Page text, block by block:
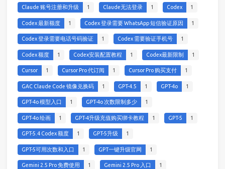
Claude 账号注册和升级 1 Claude无法登录 1 Codex 1
Codex 最新额度 1 Codex 登录需要 WhatsApp 短信验证原因 1
Codex 登录需要电话号码验证 1 Codex 需要验证手机号 1
Codex 额度 1 Codex安装配置教程 1 Codex最新限制 1
Cursor 1 Cursor Pro 代订阅 1 Cursor Pro 购买支付 1
GAC Claude Code 镜像兑换码 1 GPT-4.5 1 GPT-4o 1
GPT-4o 模型入口 1 GPT-4o 次数限制多少 1
GPT-4o 绘画 1 GPT-4升级充值购买绑卡教程 1 GPT-5 1
GPT-5.4 Codex 额度 1 GPT-5升级 1
GPT-5可用次数和入口 1 GPT一键升级官网 1
Gemini 2.5 Pro 免费使用 1 Gemini 2.5 Pro 入口 1